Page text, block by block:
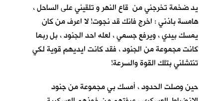
يد ضخمة تخرجني من قاع النهر و تلقيني على الساحل ،
هامسة باذني : اخرج فانك قد نجوت! لا اعرف من كان
يمسك بيدي ، ويرفع جسمي ، لعله احد الجنود ، بل ربما
كانت مجموعة من الجنود ، فقد كانت ايديهم قوية لكي
تنتشلني بتلك القوة والسرعة!
حين وصلت الحدود ، أمسك بي مجموعة من جنود